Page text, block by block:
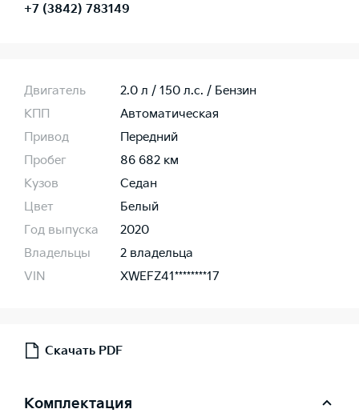
+7 (3842) 783149
Двигатель
2.0 л / 150 л.c. / Бензин
КПП
Автоматическая
Привод
Передний
Пробег
86 682 км
Кузов
Седан
Цвет
Белый
Год выпуска
2020
Владельцы
2 владельца
VIN
XWEFZ41********17
Скачать PDF
Комплектация